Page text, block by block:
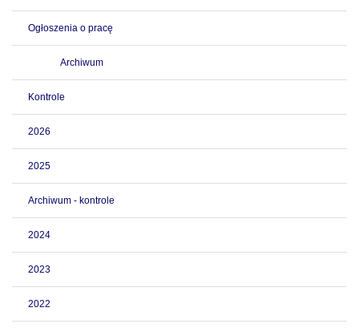
Ogłoszenia o pracę
Archiwum
Kontrole
2026
2025
Archiwum - kontrole
2024
2023
2022